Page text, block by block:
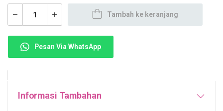
Tambah ke keranjang
Pesan Via WhatsApp
Informasi Tambahan